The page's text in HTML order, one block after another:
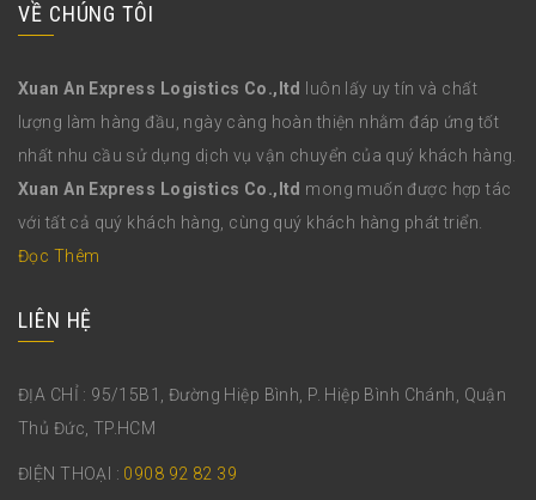
VỀ CHÚNG TÔI
Xuan An Express Logistics Co.,ltd
luôn lấy uy tín và chất
lượng làm hàng đầu, ngày càng hoàn thiện nhằm đáp ứng tốt
nhất nhu cầu sử dụng dịch vụ vận chuyển của quý khách hàng.
Xuan An Express Logistics Co.,ltd mong muốn được hợp tác
với tất cả quý khách hàng, cùng quý khách hàng phát triển.
Đọc Thêm
LIÊN HỆ
ĐỊA CHỈ : 95/15B1, Đường Hiệp Bình, P. Hiệp Bình Chánh, Quận
Thủ Đức, TP.HCM
ĐIỆN THOẠI : 0908 92 82 39